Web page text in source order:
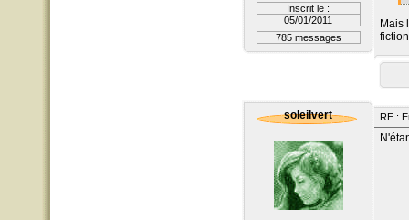
Inscrit le :
05/01/2011
785 messages
Mais
soleilvert RE :